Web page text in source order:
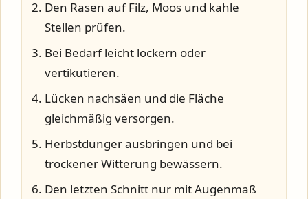
Den Rasen auf Filz, Moos und kahle
Stellen prüfen.
Bei Bedarf leicht lockern oder
vertikutieren.
Lücken nachsäen und die Fläche
gleichmäßig versorgen.
Herbstdünger ausbringen und bei
trockener Witterung bewässern.
Den letzten Schnitt nur mit Augenmaß